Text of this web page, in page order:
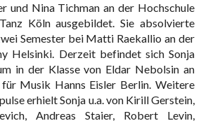
und Nina Tichman an der Hochschule
Köln ausgebildet. Sie absolvierte
Semester bei Matti Raekallio an der
Helsinki. Derzeit befindet sich Sonja
in der Klasse von Eldar Nebolsin an
Musik Hanns Eisler Berlin. Weitere
erhielt Sonja u.a. von Kirill Gerstein,
Andreas Staier, Robert Levin,